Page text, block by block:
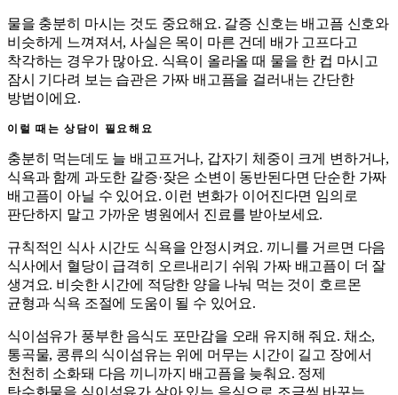
물을 충분히 마시는 것도 중요해요. 갈증 신호는 배고픔 신호와
비슷하게 느껴져서, 사실은 목이 마른 건데 배가 고프다고
착각하는 경우가 많아요. 식욕이 올라올 때 물을 한 컵 마시고
잠시 기다려 보는 습관은 가짜 배고픔을 걸러내는 간단한
방법이에요.
이럴 때는 상담이 필요해요
충분히 먹는데도 늘 배고프거나, 갑자기 체중이 크게 변하거나,
식욕과 함께 과도한 갈증·잦은 소변이 동반된다면 단순한 가짜
배고픔이 아닐 수 있어요. 이런 변화가 이어진다면 임의로
판단하지 말고 가까운 병원에서 진료를 받아보세요.
규칙적인 식사 시간도 식욕을 안정시켜요. 끼니를 거르면 다음
식사에서 혈당이 급격히 오르내리기 쉬워 가짜 배고픔이 더 잘
생겨요. 비슷한 시간에 적당한 양을 나눠 먹는 것이 호르몬
균형과 식욕 조절에 도움이 될 수 있어요.
식이섬유가 풍부한 음식도 포만감을 오래 유지해 줘요. 채소,
통곡물, 콩류의 식이섬유는 위에 머무는 시간이 길고 장에서
천천히 소화돼 다음 끼니까지 배고픔을 늦춰요. 정제
탄수화물을 식이섬유가 살아 있는 음식으로 조금씩 바꾸는